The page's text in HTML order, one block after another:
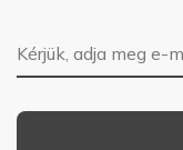
E-mail-cím